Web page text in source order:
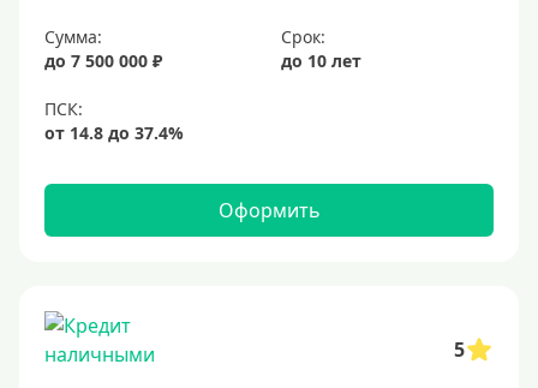
Сумма:
до 7 500 000 ₽
Срок:
до 10 лет
Оформить
5